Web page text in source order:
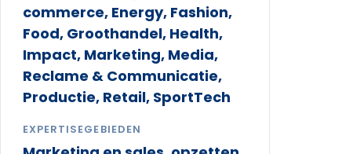
commerce, Energy, Fashion,
Food, Groothandel, Health,
Impact, Marketing, Media,
Reclame & Communicatie,
Productie, Retail, SportTech
EXPERTISEGEBIEDEN